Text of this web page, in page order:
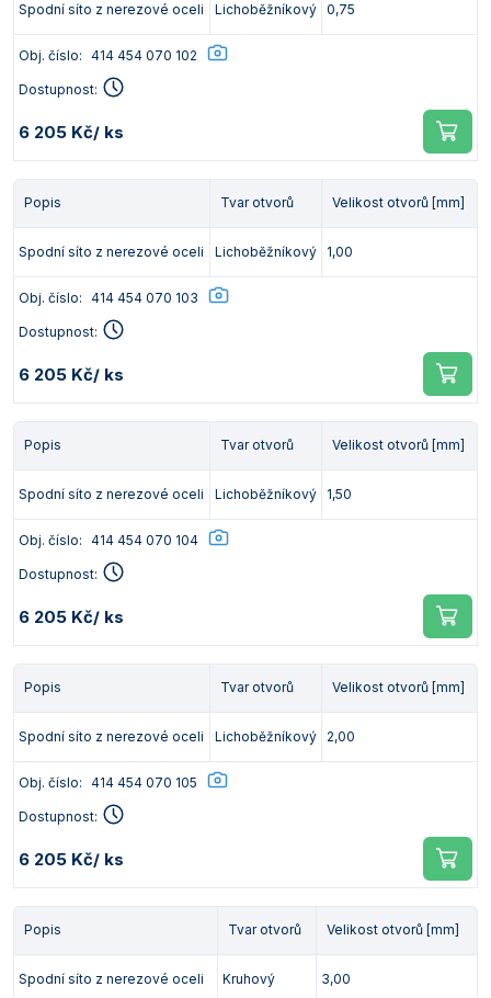
Spodní síto z nerezové oceli Lichoběžníkový 0,75
Obj. číslo: 414 454 070 102
Dostupnost:
6 205 Kč/ ks
Popis Tvar otvorů Velikost otvorů [mm]
Spodní síto z nerezové oceli Lichoběžníkový 1,00
Obj. číslo: 414 454 070 103
Dostupnost:
6 205 Kč/ ks
Popis Tvar otvorů Velikost otvorů [mm]
Spodní síto z nerezové oceli Lichoběžníkový 1,50
Obj. číslo: 414 454 070 104
Dostupnost:
6 205 Kč/ ks
Popis Tvar otvorů Velikost otvorů [mm]
Spodní síto z nerezové oceli Lichoběžníkový 2,00
Obj. číslo: 414 454 070 105
Dostupnost:
6 205 Kč/ ks
Popis Tvar otvorů Velikost otvorů [mm]
Spodní síto z nerezové oceli Kruhový 3,00